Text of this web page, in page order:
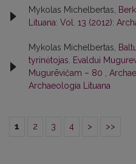
Mykolas Michelbertas,
Lituana: Vol. 13 (2012):
Mykolas Michelbertas,
tyrinėtojas. Evaldui
Mugurēvičam – 80
Archaeologia Lituana
1 2 3 4 > >>